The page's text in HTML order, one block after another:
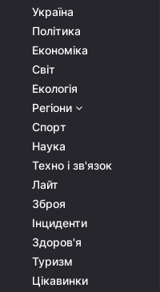
Україна
Політика
Економіка
Світ
Екологія
Регіони
Спорт
Наука
Техно і зв'язок
Лайт
Зброя
Інциденти
Здоров'я
Туризм
Цікавинки